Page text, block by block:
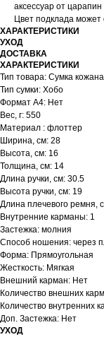
аксессуар от
Цвет подклада может
ХАРАКТЕРИСТИКИ
УХОД
ДОСТАВКА
ХАРАКТЕРИСТИКИ
Тип товара: Сумка
Тип сумки: Хобо
Формат А4: Нет
Вес, г: 550
Материал : флоттер
Ширина, см: 28
Высота, см: 16
Толщина, см: 14
Длина ручки, см: 30.5
Высота ручки, см: 19
Длина плечевого ремня,
Внутренние карманы: 1
Застежка: молния
Способ ношения: через
Форма: Прямоугольная
Жесткость: Мягкая
Внешний карман: Нет
Количество внешних
Количество внутренних
Доп. Застежка: Нет
УХОД